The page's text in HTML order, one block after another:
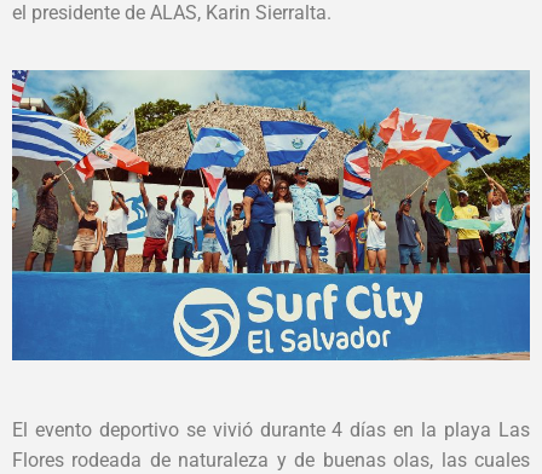
el presidente de ALAS, Karin Sierralta.
El evento deportivo se vivió durante 4 días en la playa Las
Flores rodeada de naturaleza y de buenas olas, las cuales